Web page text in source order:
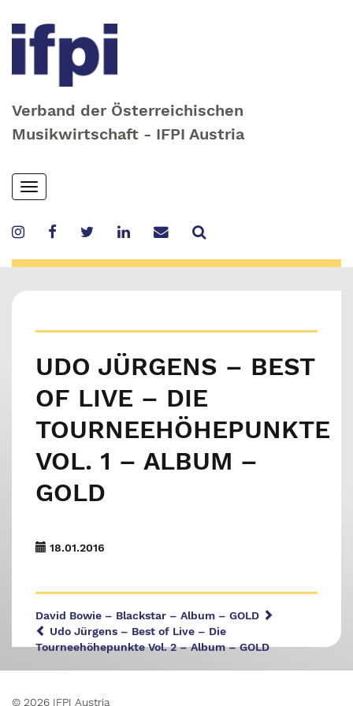
Verband der Österreichischen
Musikwirtschaft - IFPI Austria
Skip
to
content
Toggle
navigation
UDO JÜRGENS – BEST
OF LIVE – DIE
TOURNEEHÖHEPUNKTE
VOL. 1 – ALBUM –
GOLD
18.01.2016
David Bowie – Blackstar – Album – GOLD
Udo Jürgens – Best of Live – Die
Tourneehöhepunkte Vol. 2 – Album – GOLD
© 2026 IFPI Austria